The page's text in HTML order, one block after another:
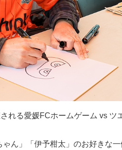
れる愛媛FCホームゲーム vs ツ
ん」「伊予柑太」のお好きな